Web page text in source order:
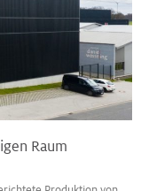
Raum